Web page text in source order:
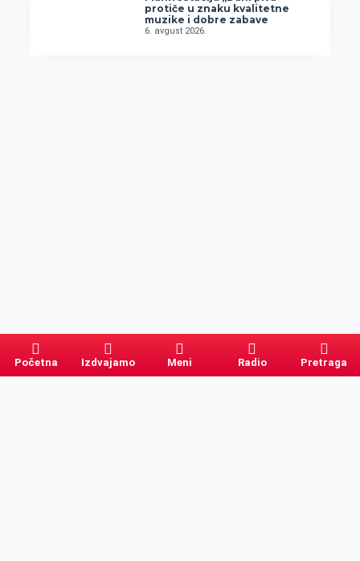
protiče u znaku kvalitetne
muzike i dobre zabave
6. avgust 2026.
Početna Izdvajamo Meni Radio Pretraga